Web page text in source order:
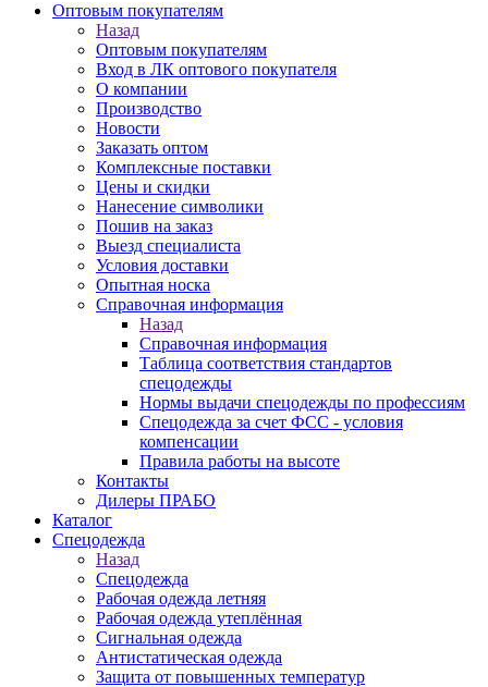
Оптовым покупателям
Назад
Оптовым покупателям
Вход в ЛК оптового покупателя
О компании
Производство
Новости
Заказать оптом
Комплексные поставки
Цены и скидки
Нанесение символики
Пошив на заказ
Выезд специалиста
Условия доставки
Опытная носка
Справочная информация
Назад
Справочная информация
Таблица соответствия стандартов
спецодежды
Нормы выдачи спецодежды по профессиям
Спецодежда за счет ФСС - условия
компенсации
Правила работы на высоте
Контакты
Дилеры ПРАБО
Каталог
Спецодежда
Назад
Спецодежда
Рабочая одежда летняя
Рабочая одежда утеплённая
Сигнальная одежда
Антистатическая одежда
Защита от повышенных температур